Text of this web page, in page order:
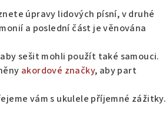
úpravy lidových písní, v druhé
a poslední část je věnována
sešit mohli použít také samouci.
akordové značky, aby part
vám s ukulele příjemné zážitky.